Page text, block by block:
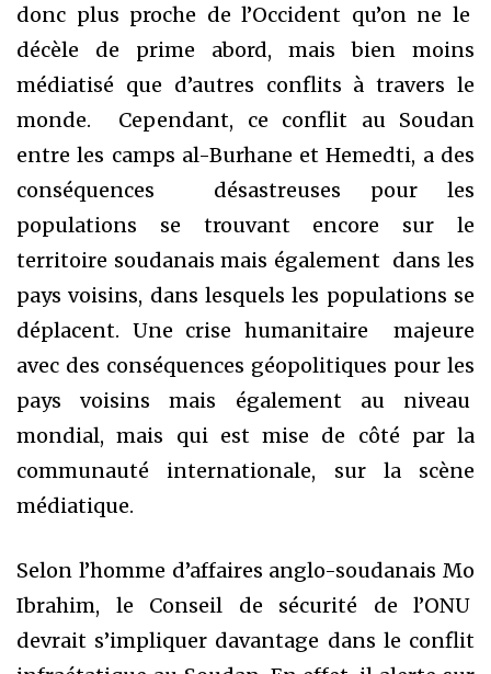
donc plus proche de l’Occident qu’on ne le
décèle de prime abord, mais bien moins
médiatisé que d’autres conflits à travers le
monde. Cependant, ce conflit au Soudan
entre les camps al-Burhane et Hemedti, a des
conséquences désastreuses pour les
populations se trouvant encore sur le
territoire soudanais mais également dans les
pays voisins, dans lesquels les populations se
déplacent. Une crise humanitaire majeure
avec des conséquences géopolitiques pour les
pays voisins mais également au niveau
mondial, mais qui est mise de côté par la
communauté internationale, sur la scène
médiatique.
Selon l’homme d’affaires anglo-soudanais Mo
Ibrahim, le Conseil de sécurité de l’ONU
devrait s’impliquer davantage dans le conflit